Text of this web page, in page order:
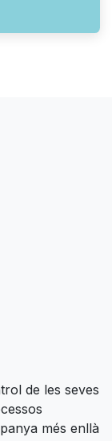
de les seves
més enllà